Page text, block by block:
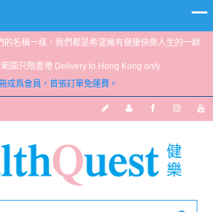
的名稱一樣，我們都是希望擁有健康快樂人生的一群
圍只限香港 Delivery to Hong Kong only
成爲會員，首張訂單免運費。